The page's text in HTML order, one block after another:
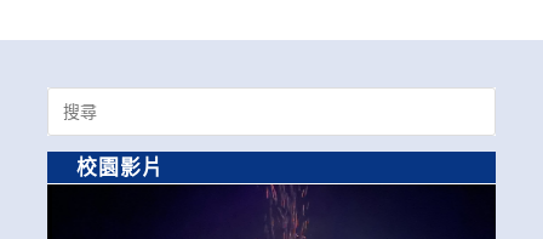
Search
for:
校園影片